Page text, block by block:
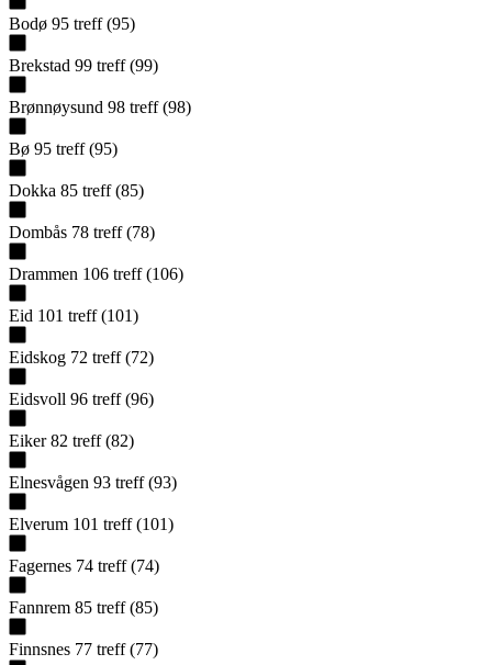
Bodø 95 treff (95)
Brekstad 99 treff (99)
Brønnøysund 98 treff (98)
Bø 95 treff (95)
Dokka 85 treff (85)
Dombås 78 treff (78)
Drammen 106 treff (106)
Eid 101 treff (101)
Eidskog 72 treff (72)
Eidsvoll 96 treff (96)
Eiker 82 treff (82)
Elnesvågen 93 treff (93)
Elverum 101 treff (101)
Fagernes 74 treff (74)
Fannrem 85 treff (85)
Finnsnes 77 treff (77)